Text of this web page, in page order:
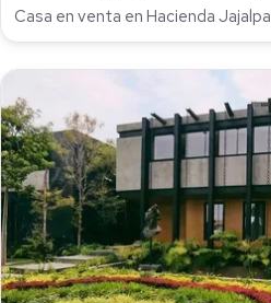
Casa en venta en Hacienda Jajalpa